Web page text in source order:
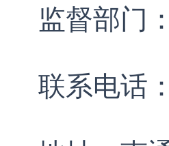
监督部门
联系电话